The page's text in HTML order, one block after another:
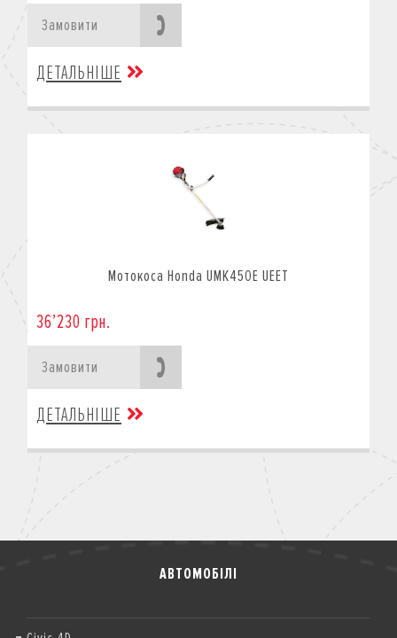
Замовити
ДЕТАЛЬНІШЕ
Мотокоса Honda UMK450E UEET
36’230 грн.
Замовити
ДЕТАЛЬНІШЕ
АВТОМОБІЛІ